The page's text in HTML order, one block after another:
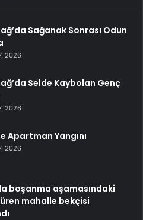
Sağanak Sonrası Odun
2026
Selde Kaybolan Genç
2026
Apartman Yangını
2026
boşanma aşamasındaki
mahalle bekçisi